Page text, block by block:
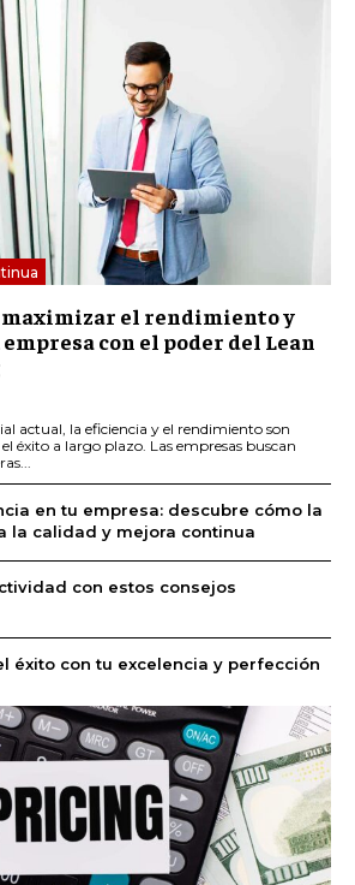
maximizar el rendimiento y
con el poder del Lean
actual, la eficiencia y el rendimiento son
éxito a largo plazo. Las empresas buscan
en tu empresa: descubre cómo la
la calidad y mejora continua
con estos consejos
éxito con tu excelencia y perfección